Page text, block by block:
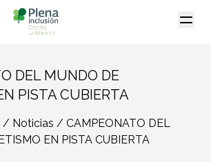
DEL MUNDO DE
PISTA CUBIERTA
/ Noticias / CAMPEONATO DEL
EN PISTA CUBIERTA